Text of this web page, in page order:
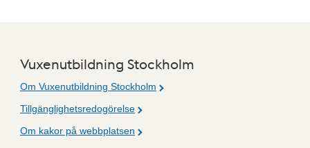
Vuxenutbildning Stockholm
Om Vuxenutbildning Stockholm
Tillgänglighetsredogörelse
Om kakor på webbplatsen